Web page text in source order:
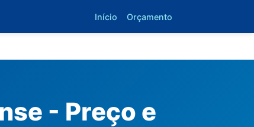
Início Orçamento
- Preço e